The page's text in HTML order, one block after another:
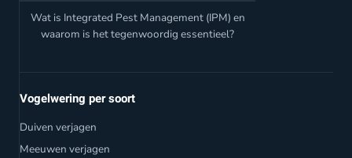
Wat is Integrated Pest Management (IPM) en
waarom is het tegenwoordig essentieel?
Vogelwering per soort
Duiven verjagen
Meeuwen verjagen